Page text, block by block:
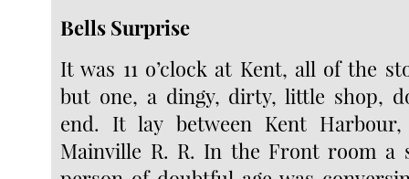
Bells Surprise
It was 11 o’clock at Kent, all of the
but one, a dingy, dirty, little shop,
end. It lay between Kent
Mainville R. R. In the Front room a